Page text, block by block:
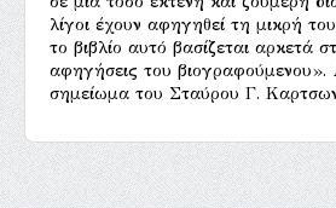
λίγοι έχουν αφηγηθεί τη μικρή
το βιβλίο αυτό βασίζεται αρκετά
αφηγήσεις του βιογραφούμενου».
σημείωμα του Σταύρου Γ.